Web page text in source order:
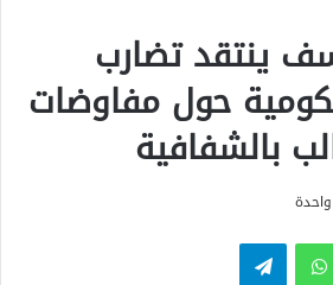
ينتقد تضارب
حول مفاوضات
بالشفافية
واتساب تيلقرام